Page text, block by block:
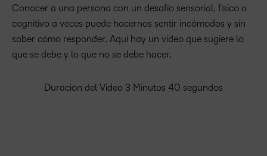
Conocer a una persona con un desafío sensorial, físico o
cognitivo a veces puede hacernos sentir incómodos y sin
saber cómo responder. Aquí hay un video que sugiere lo
que se debe y lo que no se debe hacer.
Duración del Video 3 Minutos 40 segundos